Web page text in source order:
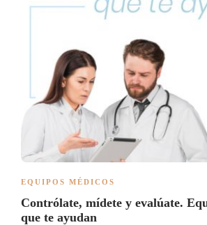
EQUIPOS MÉDICOS
Contrólate, mídete y evalúate.
que te ayudan